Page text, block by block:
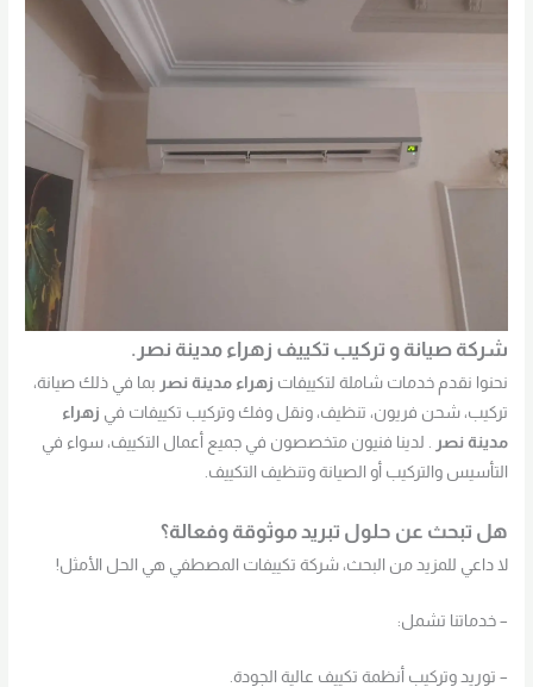
شركة صيانة و تركيب تكييف زهراء مدينة نصر.
نحنوا نقدم خدمات شاملة لتكييفات زهراء مدينة نصر بما في ذلك صيانة،
تركيب، شحن فريون، تنظيف، ونقل وفك وتركيب تكييفات في زهراء
مدينة نصر
. لدينا فنيون متخصصون في جميع أعمال التكييف، سواء في
التأسيس والتركيب أو الصيانة وتنظيف التكييف.
هل تبحث عن حلول تبريد موثوقة وفعالة؟
لا داعي للمزيد من البحث، شركة تكييفات المصطفي هي الحل الأمثل!
– خدماتنا تشمل:
– توريد وتركيب أنظمة تكييف عالية الجودة.